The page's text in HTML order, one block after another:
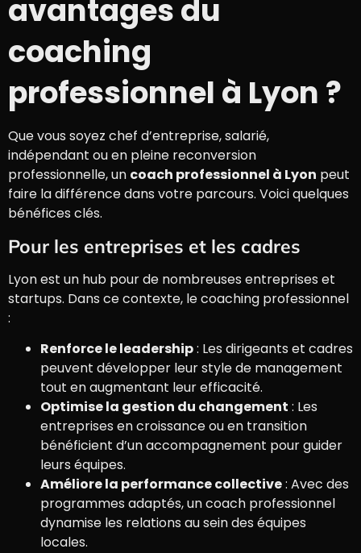
avantages du
coaching
professionnel à Lyon ?
Que vous soyez chef d’entreprise, salarié,
indépendant ou en pleine reconversion
professionnelle, un coach professionnel à Lyon peut
faire la différence dans votre parcours. Voici quelques
bénéfices clés.
Pour les entreprises et les cadres
Lyon est un hub pour de nombreuses entreprises et
startups. Dans ce contexte, le coaching professionnel
:
Renforce le leadership: Les dirigeants et cadres
peuvent développer leur style de management
tout en augmentant leur efficacité.
Optimise la gestion du changement : Les
entreprises en croissance ou en transition
bénéficient d’un accompagnement pour guider
leurs équipes.
Améliore la performance collective: Avec des
programmes adaptés, un coach professionnel
dynamise les relations au sein des équipes
locales.